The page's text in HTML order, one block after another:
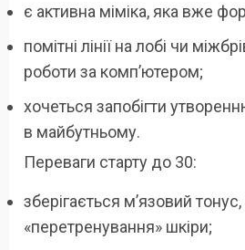
є активна міміка, яка вже
помітні лінії на лобі чи
роботи за комп’ютером;
хочеться запобігти
в майбутньому.
Переваги старту до 30:
зберігається м’язовий
«перетренування» шкіри;